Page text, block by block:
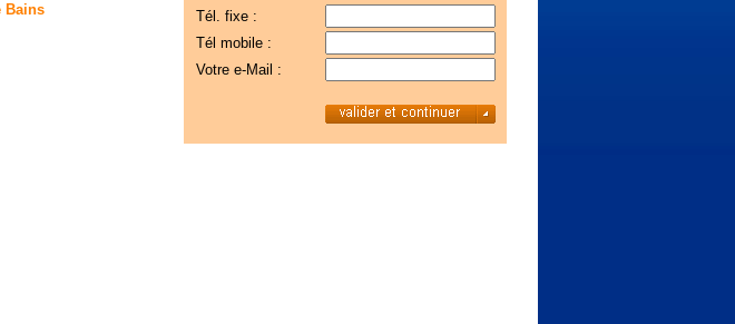
Bains
Tél. fixe :
Tél mobile :
Votre e-Mail :